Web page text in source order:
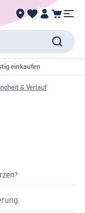
einkaufen
& Verlauf